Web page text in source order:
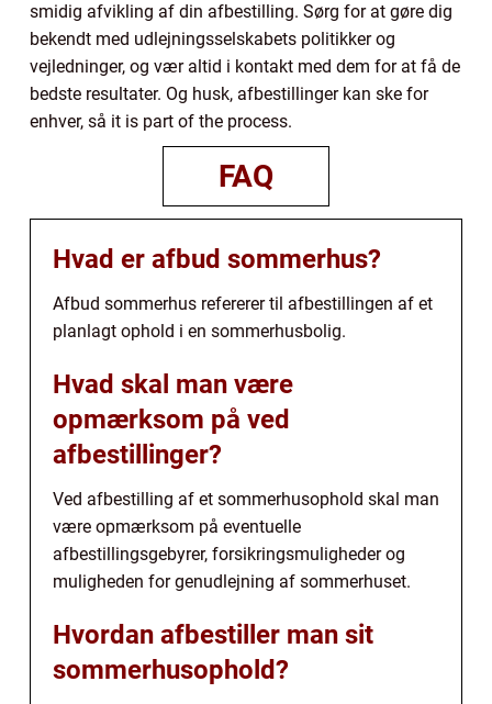
smidig afvikling af din afbestilling. Sørg for at gøre dig
bekendt med udlejningsselskabets politikker og
vejledninger, og vær altid i kontakt med dem for at få de
bedste resultater. Og husk, afbestillinger kan ske for
enhver, så it is part of the process.
FAQ
Hvad er afbud sommerhus?
Afbud sommerhus refererer til afbestillingen af et
planlagt ophold i en sommerhusbolig.
Hvad skal man være
opmærksom på ved
afbestillinger?
Ved afbestilling af et sommerhusophold skal man
være opmærksom på eventuelle
afbestillingsgebyrer, forsikringsmuligheder og
muligheden for genudlejning af sommerhuset.
Hvordan afbestiller man sit
sommerhusophold?